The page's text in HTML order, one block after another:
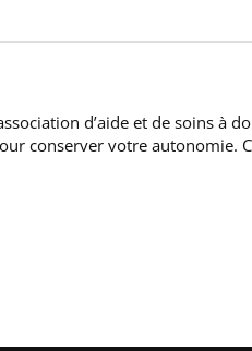
d’aide et de soins à
conserver votre autonomie.